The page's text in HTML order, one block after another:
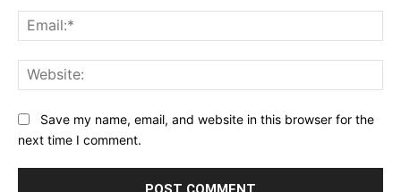
Save my name, email, and website in this browser for the
next time I comment.